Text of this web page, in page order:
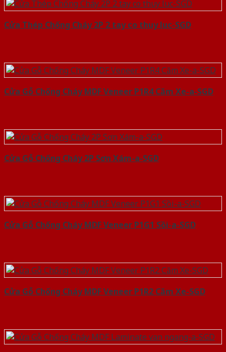
Cửa Thép Chống Cháy 2P 2 tay co thuy luc-SGD
Cửa Gỗ Chống Cháy MDF Veneer P1R4 Căm Xe-a-SGD
Cửa Gỗ Chống Cháy 2P Sơn Xám-a-SGD
Cửa Gỗ Chống Cháy MDF Veneer P1G1 Sồi-a-SGD
Cửa Gỗ Chống Cháy MDF Veneer P1R2 Căm Xe-SGD